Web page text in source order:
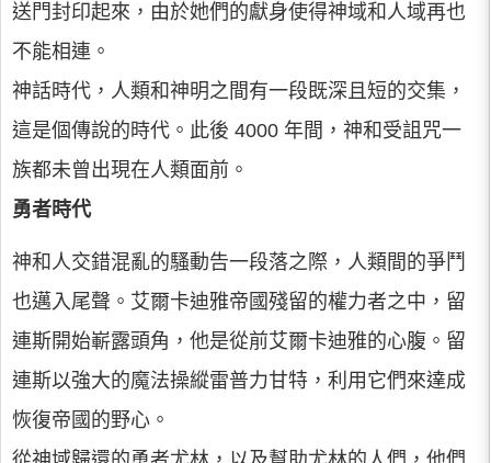
送門封印起來，由於她們的獻身使得神域和人域再也
不能相連。
神話時代，人類和神明之間有一段既深且短的交集，
這是個傳說的時代。此後 4000 年間，神和受詛咒一
族都未曾出現在人類面前。
勇者時代
神和人交錯混亂的騷動告一段落之際，人類間的爭鬥
也邁入尾聲。艾爾卡迪雅帝國殘留的權力者之中，留
連斯開始嶄露頭角，他是從前艾爾卡迪雅的心腹。留
連斯以強大的魔法操縱雷普力甘特，利用它們來達成
恢復帝國的野心。